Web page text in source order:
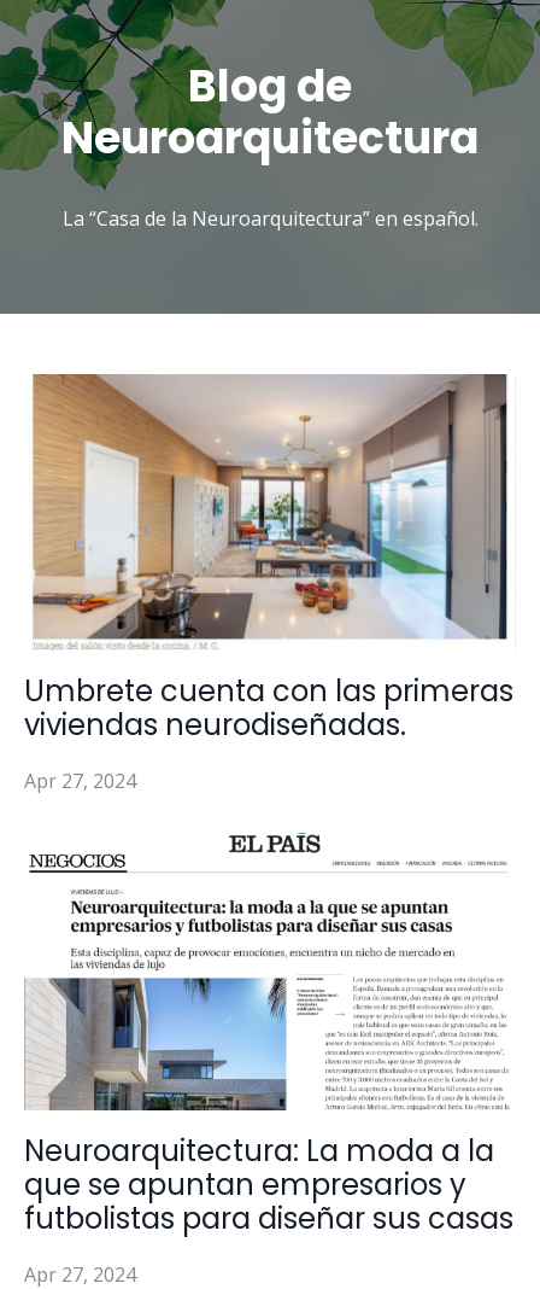
Blog de
Neuroarquitectura
La “Casa de la Neuroarquitectura” en español.
Umbrete cuenta con las primeras
viviendas neurodiseñadas.
Apr 27, 2024
Neuroarquitectura: La moda a la
que se apuntan empresarios y
futbolistas para diseñar sus casas
Apr 27, 2024